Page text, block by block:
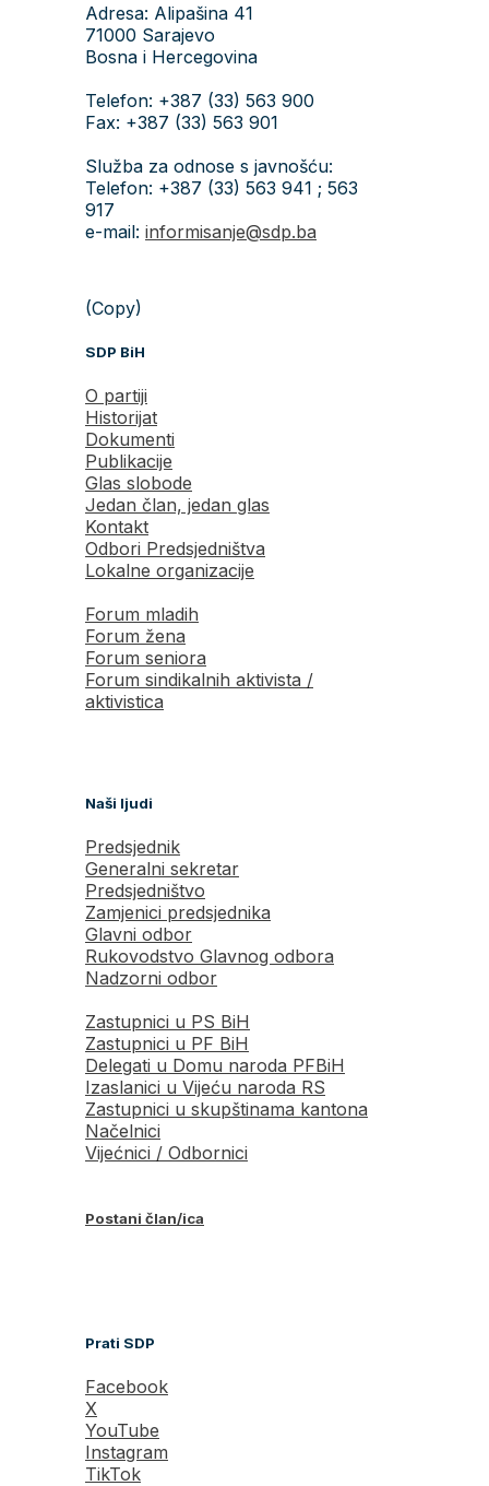
Adresa: Alipašina 41
71000 Sarajevo
Bosna i Hercegovina
Telefon: +387 (33) 563 900
Fax: +387 (33) 563 901
Služba za odnose s javnošću:
Telefon: +387 (33) 563 941 ; 563
917
e-mail: informisanje@sdp.ba
(Copy)
SDP BiH
O partiji
Historijat
Dokumenti
Publikacije
Glas slobode
Jedan član, jedan glas
Kontakt
Odbori Predsjedništva
Lokalne organizacije
Forum mladih
Forum žena
Forum seniora
Forum sindikalnih aktivista /
aktivistica
Naši ljudi
Predsjednik
Generalni sekretar
Predsjedništvo
Zamjenici predsjednika
Glavni odbor
Rukovodstvo Glavnog odbora
Nadzorni odbor
Zastupnici u PS BiH
Zastupnici u PF BiH
Delegati u Domu naroda PFBiH
Izaslanici u Vijeću naroda RS
Zastupnici u skupštinama kantona
Načelnici
Vijećnici / Odbornici
Postani član/ica
Prati SDP
Facebook
X
YouTube
Instagram
TikTok